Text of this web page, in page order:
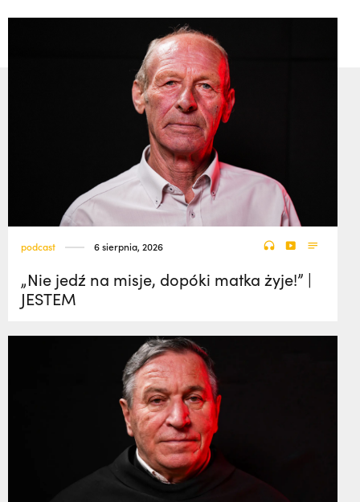
podcast 6 sierpnia, 2026
„Nie jedź na misje, dopóki matka żyje!” |
JESTEM